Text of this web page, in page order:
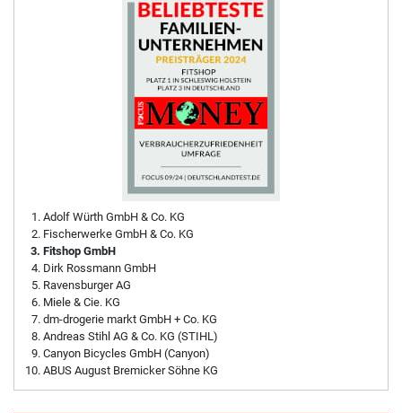
Adolf Würth GmbH & Co. KG
Fischerwerke GmbH & Co. KG
Fitshop GmbH
Dirk Rossmann GmbH
Ravensburger AG
Miele & Cie. KG
dm-drogerie markt GmbH + Co. KG
Andreas Stihl AG & Co. KG (STIHL)
Canyon Bicycles GmbH (Canyon)
ABUS August Bremicker Söhne KG